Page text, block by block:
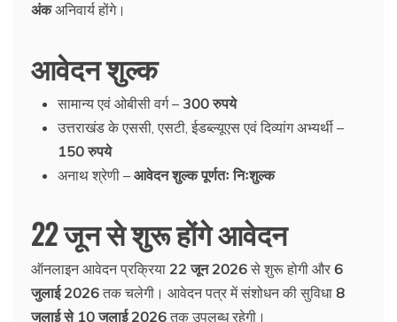
अंकअनिवार्य होंगे।
आवेदन शुल्क
सामान्य एवं ओबीसी वर्ग – 300 रुपये
उत्तराखंड के एससी, एसटी, ईडब्ल्यूएस एवं दिव्यांग अभ्यर्थी –
150 रुपये
अनाथ श्रेणी – आवेदन शुल्क पूर्णतः निःशुल्क
22 जून से शुरू होंगे आवेदन
ऑनलाइन आवेदन प्रक्रिया 22 जून 2026से शुरू होगी और 6
जुलाई 2026तक चलेगी। आवेदन पत्र में संशोधन की सुविधा 8
जुलाई से 10 जुलाई 2026तक उपलब्ध रहेगी।